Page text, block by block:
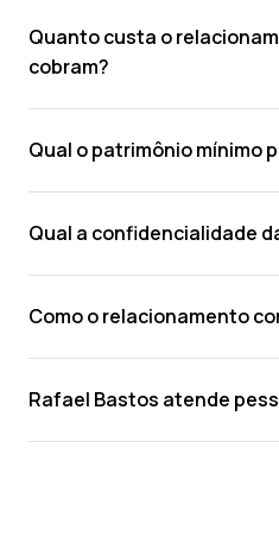
Quanto custa o
cobram?
Qual o patrimônio mínimo
Qual a confidencialidade
Como o relacionamento
Rafael Bastos atende